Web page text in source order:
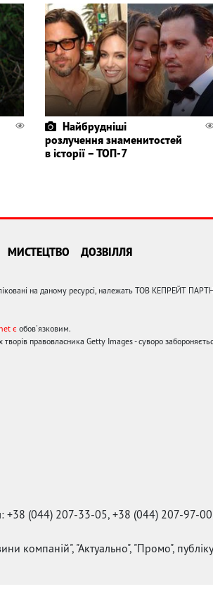
Найбрудніші
розлучення знаменитостей
в історії – ТОП-7
МИСТЕЦТВО ДОЗВІЛЛЯ
на даному ресурсі, належать ТОВ КЕПРЕЙТ
є обов'язковим.
правовласника Getty Images - суворо
+38 (044) 207-33-05, +38 (044) 207-97-00
компаній", "Актуально", "Промо",